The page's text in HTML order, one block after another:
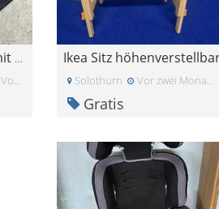
Kindersitz maxiCosi mit FamilyFix
Vor drei Wochen
Ikea Sitz
Solothurn Vor zwei Monaten
Gratis